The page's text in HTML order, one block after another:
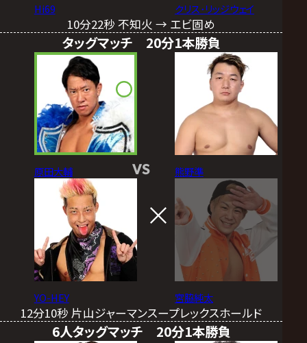
Hi69 クリス･リッジウェイ
10分22秒 不知火 → エビ固め
タッグマッチ 20分1本勝負
原田大輔
YO-HEY
VS 熊野準
宮脇純太
12分10秒 片山ジャーマンスープレックスホールド
6人タッグマッチ 20分1本勝負